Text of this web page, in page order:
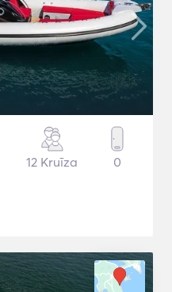
12 Kruīza 0